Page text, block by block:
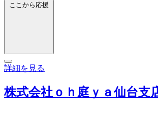
ここから応援
詳細を見る
株式会社ｏｈ庭ｙａ仙台支